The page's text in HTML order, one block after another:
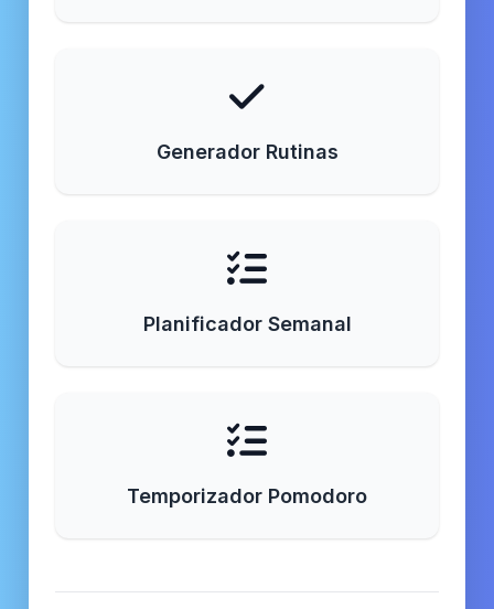
Generador Rutinas
Planificador Semanal
Temporizador Pomodoro